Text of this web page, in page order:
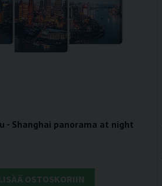
- Shanghai panorama at night
OSTOSKORIIN